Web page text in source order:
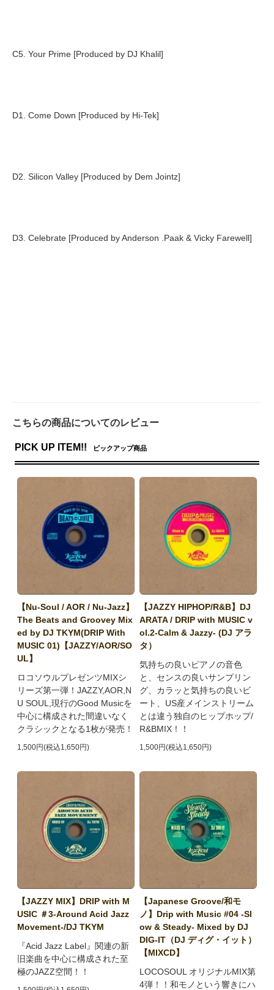
C5. Your Prime [Produced by DJ Khalil]
D1. Come Down [Produced by Hi-Tek]
D2. Silicon Valley [Produced by Dem Jointz]
D3. Celebrate [Produced by Anderson .Paak & Vicky Farewell]
こちらの商品についてのレビュー
PICK UP ITEM!! ピックアップ商品
【Nu-Soul / AOR / Nu-Jazz】
The Beats and Groovey Mix
ed by DJ TKYM(DRIP With
MUSIC 01)【JAZZY/AOR/SO
UL】
ロコソウルプレゼンツMIXシ
リーズ第一弾！JAZZY,AOR,N
U SOUL,現行のGood Musicを
中心に構成された間違いなく
クラシックとなる1枚が発売！
1,500円(税込1,650円)
【JAZZY HIPHOP/R&B】DJ
ARATA / DRIP with MUSIC v
ol.2-Calm & Jazzy- (DJ アラ
タ）
気持ちの良いピアノの音色
と、センスの良いサンプリン
グ、カラッと気持ちの良いビ
ート、US産メインストリーム
とは違う独自のヒップホップ/
R&BMIX！！
1,500円(税込1,650円)
【JAZZY MIX】DRIP with M
USIC ＃3-Around Acid Jazz
Movement-/DJ TKYM
『Acid Jazz Label』関連の新
旧楽曲を中心に構成された至
極のJAZZ空間！！
【Japanese Groove/和モ
ノ】Drip with Music #04 -Sl
ow & Steady- Mixed by DJ
DIG-IT（DJ ディグ・イット）
【MIXCD】
LOCOSOUL オリジナルMIX第
4弾！！和モノという響きにハ